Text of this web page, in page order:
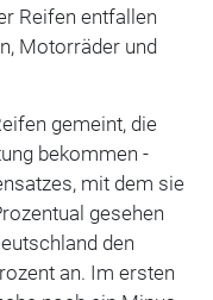
Reifen entfallen
Motorräder und
gemeint, die
bekommen -
mit dem sie
gesehen
den
an. Im ersten